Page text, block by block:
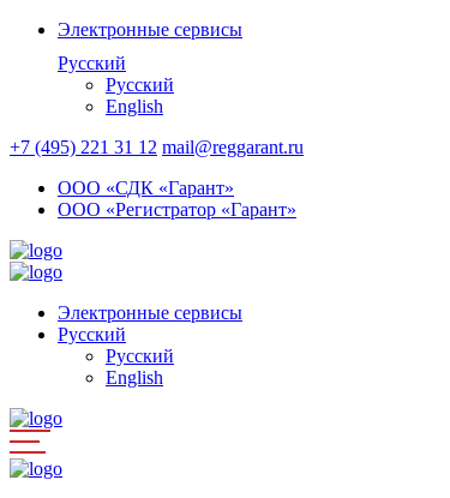
Электронные сервисы
Русский
Русский
English
+7 (495) 221 31 12 mail@reggarant.ru
ООО «СДК «Гарант»
ООО «Регистратор «Гарант»
Электронные сервисы
Русский
Русский
English